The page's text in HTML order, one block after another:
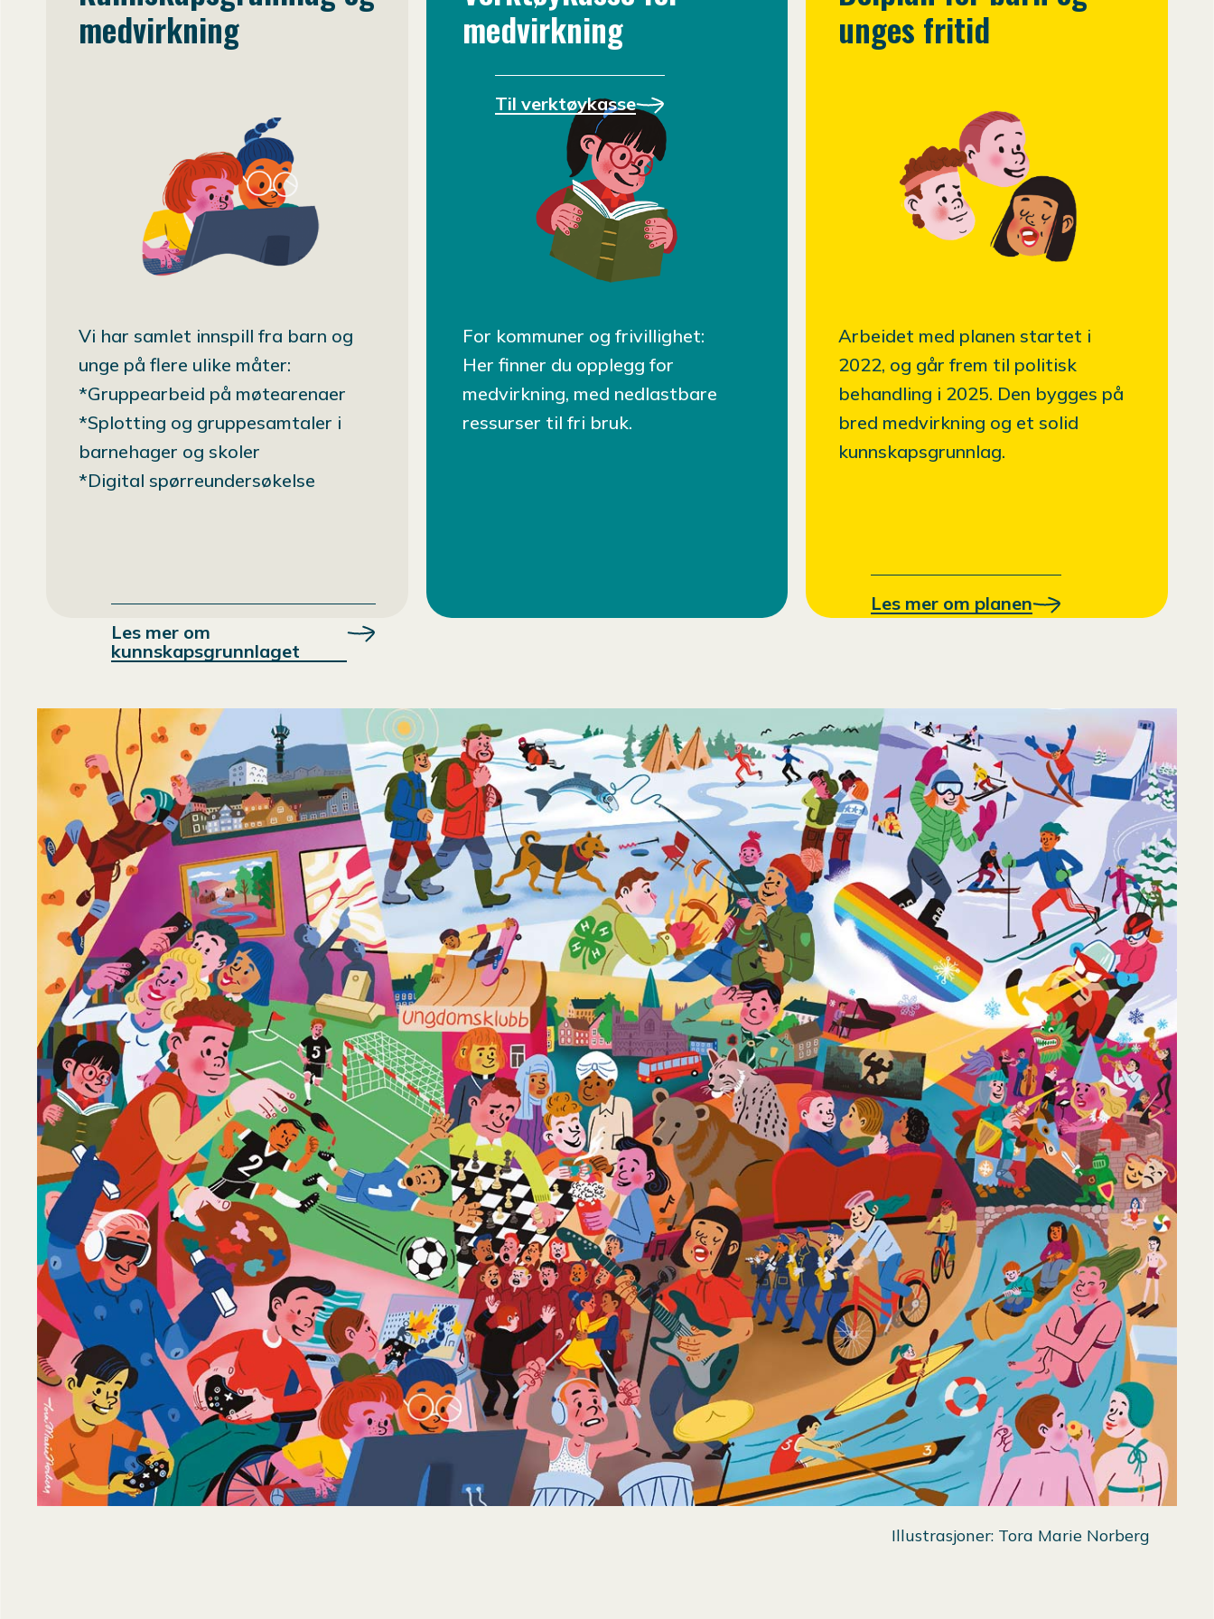
medvirkning
Vi har samlet innspill fra barn og
unge på flere ulike måter:
*Gruppearbeid på møtearenaer
*Splotting og gruppesamtaler i
barnehager og skoler
*Digital spørreundersøkelse
Les mer om
kunnskapsgrunnlaget
medvirkning
Til verktøykasse
For kommuner og frivillighet:
Her finner du opplegg for
medvirkning, med nedlastbare
ressurser til fri bruk.
unges fritid
Arbeidet med planen startet i
2022, og går frem til politisk
behandling i 2025. Den bygges på
bred medvirkning og et solid
kunnskapsgrunnlag.
Les mer om planen
Illustrasjoner: Tora Marie Norberg